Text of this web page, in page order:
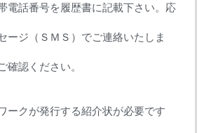
電話番号を履歴書に記載下さい。応
ージ（ＳＭＳ）でご連絡いたしま
確認ください。
ークが発行する紹介状が必要です